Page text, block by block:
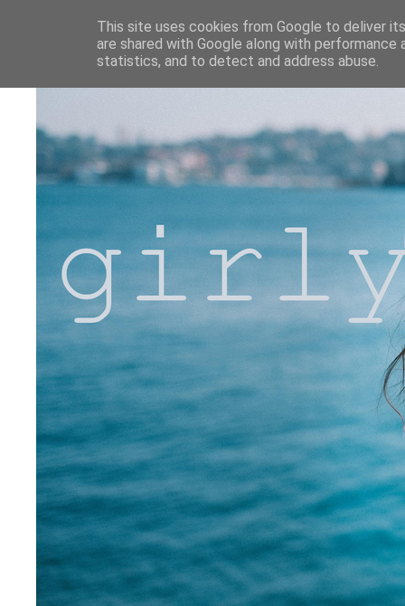
This site uses cookies from Google to deliver
are shared with Google along with
statistics, and to detect and address abuse.